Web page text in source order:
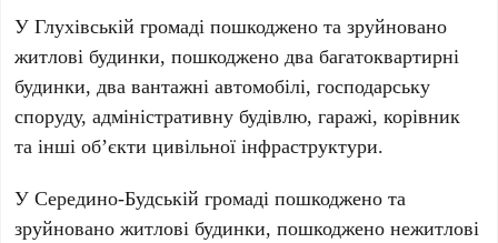
У Глухівській громаді пошкоджено та зруйновано
житлові будинки, пошкоджено два багатоквартирні
будинки, два вантажні автомобілі, господарську
споруду, адміністративну будівлю, гаражі, корівник
та інші об’єкти цивільної інфраструктури.
У Середино-Будській громаді пошкоджено та
зруйновано житлові будинки, пошкоджено нежитлові